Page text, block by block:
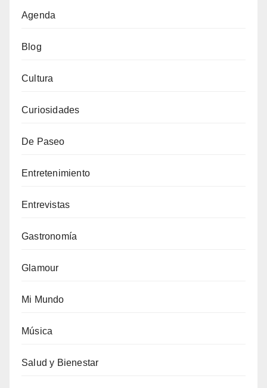
Agenda
Blog
Cultura
Curiosidades
De Paseo
Entretenimiento
Entrevistas
Gastronomía
Glamour
Mi Mundo
Música
Salud y Bienestar